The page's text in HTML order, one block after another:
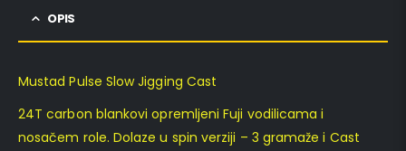
OPIS
Mustad Pulse Slow Jigging Cast
24T carbon blankovi opremljeni Fuji vodilicama i
nosačem role. Dolaze u spin verziji – 3 gramaže i Cast